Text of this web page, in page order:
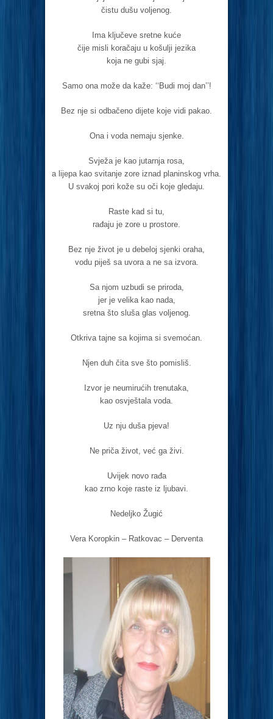
čistu dušu voljenog.
Ima ključeve sretne kuće
čije misli koračaju u košulji jezika
koja ne gubi sjaj.
Samo ona može da kaže: ‘‘Budi moj dan’’!
Bez nje si odbačeno dijete koje vidi pakao.
Ona i voda nemaju sjenke.
Svježa je kao jutarnja rosa,
a lijepa kao svitanje zore iznad planinskog vrha.
U svakoj pori kože su oči koje gledaju.
Raste kad si tu,
rađaju je zore u prostore.
Bez nje život je u debeloj sjenki oraha,
vodu piješ sa uvora a ne sa izvora.
Sa njom uzbudi se priroda,
jer je velika kao nada,
sretna što sluša glas voljenog.
Otkriva tajne sa kojima si svemoćan.
Njen duh čita sve što pomisliš.
Izvor je neumirućih trenutaka,
kao osvještala voda.
Uz nju duša pjeva!
Ne priča život, već ga živi.
Uvijek novo rađa
kao zrno koje raste iz ljubavi.
Nedeljko Žugić
Vera Koropkin – Ratkovac – Derventa